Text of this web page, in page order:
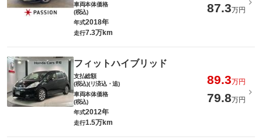
車両本体価格
(税込)
87.3万円
年式2018年
走行7.3万km
フィットハイブリッド
支払総額
(税込)(リ済込・追)
89.3万円
車両本体価格
(税込)
79.8万円
年式2012年
走行1.5万km